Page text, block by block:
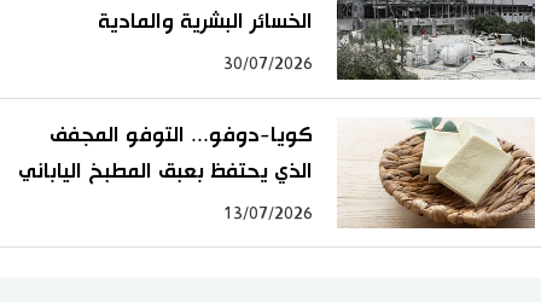
الخسائر البشرية والمادية
30/07/2026
كويا-دوفو... التوفو المجفف
الذي يحتفظ بعبق المطبخ الياباني
13/07/2026